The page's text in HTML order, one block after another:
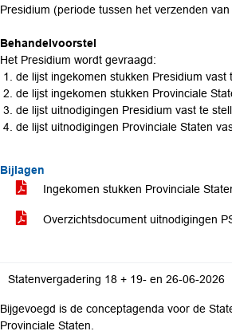
Presidium (periode tussen het verzenden
Behandelvoorstel
Het Presidium wordt gevraagd:
de lijst ingekomen stukken Presidium vast
de lijst ingekomen stukken Provinciale
de lijst uitnodigingen Presidium vast te
de lijst uitnodigingen Provinciale Staten
Bijlagen
Ingekomen stukken Provinciale
Overzichtsdocument uitnodigingen
Statenvergadering 18 + 19- en 26-06-2026
Bijgevoegd is de conceptagenda voor de
Provinciale Staten.